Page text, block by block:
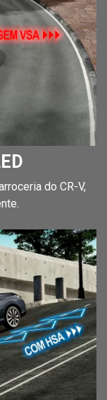
do CR-V,